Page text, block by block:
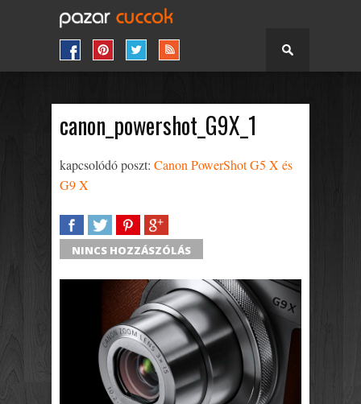
canon_powershot_G9X_1
kapcsolódó poszt: Canon PowerShot G5 X és
G9 X
SHARETWEETSHARESHARE
NINCS HOZZÁSZÓLÁS